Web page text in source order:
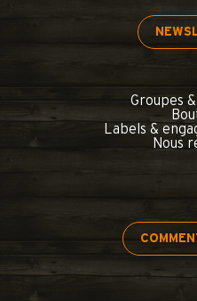
Groupes
Labels &
Nous